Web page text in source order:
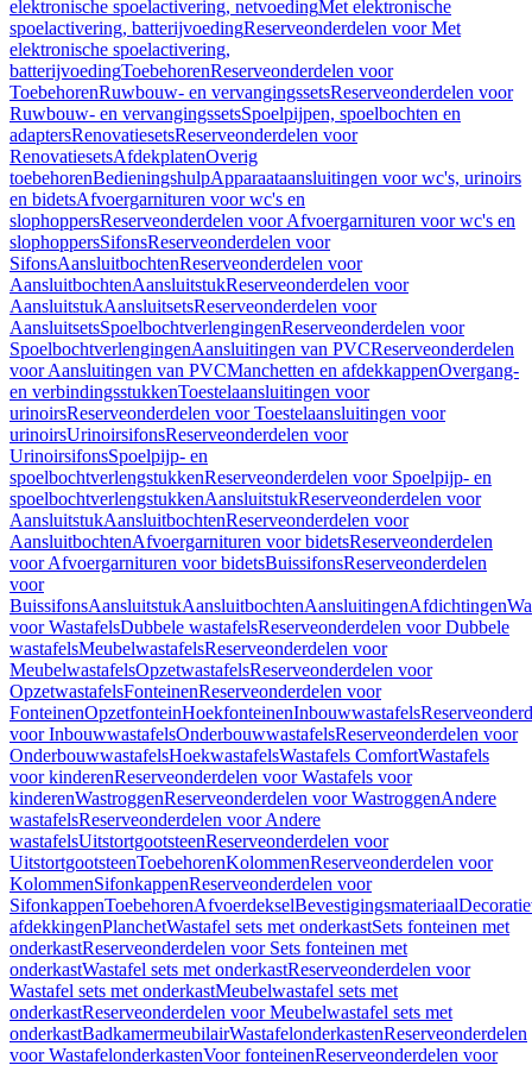
elektronische spoelactivering, netvoedingMet elektronische
spoelactivering, batterijvoedingReserveonderdelen voor Met
elektronische spoelactivering,
batterijvoedingToebehorenReserveonderdelen voor
ToebehorenRuwbouw- en vervangingssetsReserveonderdelen voor
Ruwbouw- en vervangingssetsSpoelpijpen, spoelbochten en
adaptersRenovatiesetsReserveonderdelen voor
RenovatiesetsAfdekplatenOverig
toebehorenBedieningshulpApparaataansluitingen voor wc's, urinoirs
en bidetsAfvoergarnituren voor wc's en
slophoppersReserveonderdelen voor Afvoergarnituren voor wc's en
slophoppersSifonsReserveonderdelen voor
SifonsAansluitbochtenReserveonderdelen voor
AansluitbochtenAansluitstukReserveonderdelen voor
AansluitstukAansluitsetsReserveonderdelen voor
AansluitsetsSpoelbochtverlengingenReserveonderdelen voor
SpoelbochtverlengingenAansluitingen van PVCReserveonderdelen
voor Aansluitingen van PVCManchetten en afdekkappenOvergang-
en verbindingsstukkenToestelaansluitingen voor
urinoirsReserveonderdelen voor Toestelaansluitingen voor
urinoirsUrinoirsifonsReserveonderdelen voor
UrinoirsifonsSpoelpijp- en
spoelbochtverlengstukkenReserveonderdelen voor Spoelpijp- en
spoelbochtverlengstukkenAansluitstukReserveonderdelen voor
AansluitstukAansluitbochtenReserveonderdelen voor
AansluitbochtenAfvoergarnituren voor bidetsReserveonderdelen
voor Afvoergarnituren voor bidetsBuissifonsReserveonderdelen
voor
BuissifonsAansluitstukAansluitbochtenAansluitingenAfdichtingen
voor WastafelsDubbele wastafelsReserveonderdelen voor Dubbele
wastafelsMeubelwastafelsReserveonderdelen voor
MeubelwastafelsOpzetwastafelsReserveonderdelen voor
OpzetwastafelsFonteinenReserveonderdelen voor
FonteinenOpzetfonteinHoekfonteinenInbouwwastafels
voor InbouwwastafelsOnderbouwwastafelsReserveonderdelen voor
OnderbouwwastafelsHoekwastafelsWastafels ComfortWastafels
voor kinderenReserveonderdelen voor Wastafels voor
kinderenWastroggenReserveonderdelen voor WastroggenAndere
wastafelsReserveonderdelen voor Andere
wastafelsUitstortgootsteenReserveonderdelen voor
UitstortgootsteenToebehorenKolommenReserveonderdelen voor
KolommenSifonkappenReserveonderdelen voor
SifonkappenToebehorenAfvoerdekselBevestigingsmateriaal
afdekkingenPlanchetWastafel sets met onderkastSets fonteinen met
onderkastReserveonderdelen voor Sets fonteinen met
onderkastWastafel sets met onderkastReserveonderdelen voor
Wastafel sets met onderkastMeubelwastafel sets met
onderkastReserveonderdelen voor Meubelwastafel sets met
onderkastBadkamermeubilairWastafelonderkastenReserveonderdelen
voor WastafelonderkastenVoor fonteinenReserveonderdelen voor